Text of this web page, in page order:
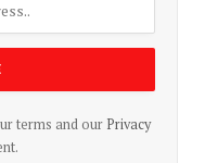
terms and our Privacy